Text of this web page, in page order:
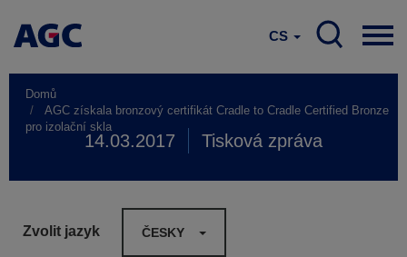
CS
Domů
AGC získala bronzový certifikát Cradle to Cradle Certified Bronze
pro izolační skla
14.03.2017 Tisková zpráva
Zvolit jazyk ČESKY